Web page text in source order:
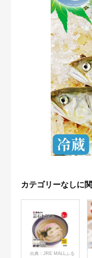
カテゴリーなしに
出典：JRE MALLふる